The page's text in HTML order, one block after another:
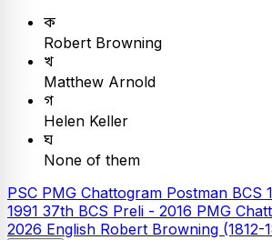
ক
Robert Browning
খ
Matthew Arnold
গ
Helen Keller
ঘ
None of them
PSC PMG Chattogram Postman BCS
1991 37th BCS Preli - 2016 PMG
2026 English Robert Browning (1812-